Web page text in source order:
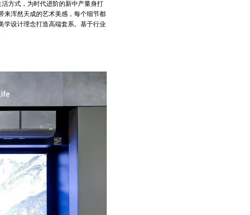
方式，为时代进阶的新中产量身打
来浑然天成的艺术美感，每个细节都
学设计理念打造高端套系。基于行业